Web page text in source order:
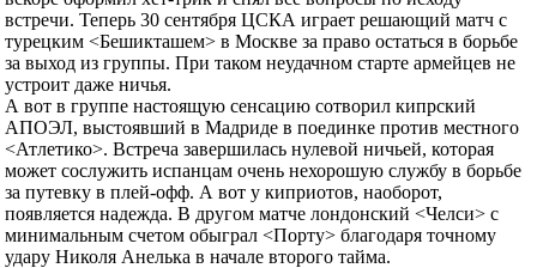
встречи. Теперь 30 сентября ЦСКА играет решающий матч с
турецким <Бешикташем> в Москве за право остаться в борьбе
за выход из группы. При таком неудачном старте армейцев не
устроит даже ничья.
А вот в группенастоящую сенсацию сотворил кипрский
АПОЭЛ, выстоявший в Мадриде в поединке против местного
<Атлетико>. Встреча завершилась нулевой ничьей, которая
может сослужить испанцам очень нехорошую службу в борьбе
за путевку в плей-офф. А вот у киприотов, наоборот,
появляется надежда. В другом матче лондонский <Челси> с
минимальным счетом обыграл <Порту> благодаря точному
удару Николя Анелька в начале второго тайма.